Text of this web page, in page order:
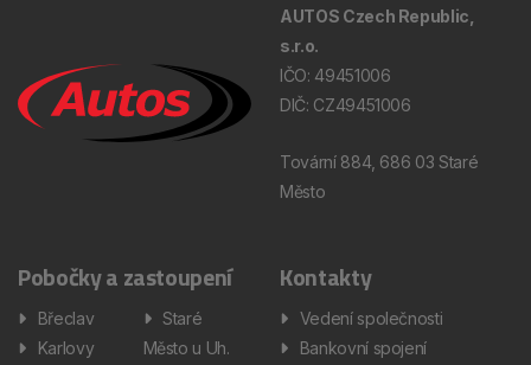
AUTOS Czech Republic,
s.r.o.
IČO: 49451006
DIČ: CZ49451006
Tovární 884, 686 03 Staré
Město
Pobočky a zastoupení
Břeclav
Karlovy
Staré
Město u Uh.
Kontakty
Vedení společnosti
Bankovní spojení